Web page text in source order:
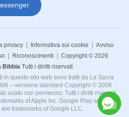
privacy | Informativa sui cookie | Avviso
| Riconoscimenti | Copyright © 2026
Bibbia Tutti i diritti riservati.
in questo sito web sono tratti da La Sacra
– versione standard Copyright © 2008
usato con permesso. Tutti i diritti riservati.
of Apple Inc. Google Play and the
trademarks of Google LLC.